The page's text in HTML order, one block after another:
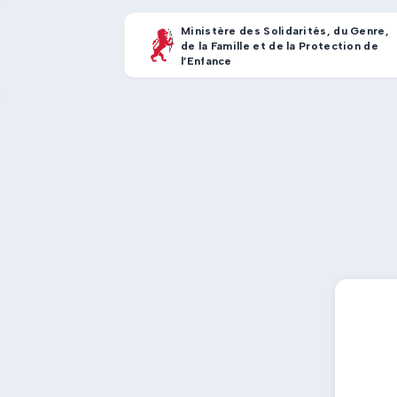
Ministère des Solidarités, du Genre,
de la Famille et de la Protection de
l’Enfance